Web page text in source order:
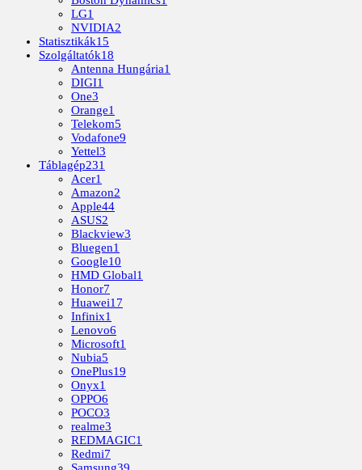
LG1
NVIDIA2
Statisztikák15
Szolgáltatók18
Antenna Hungária1
DIGI1
One3
Orange1
Telekom5
Vodafone9
Yettel3
Táblagép231
Acer1
Amazon2
Apple44
ASUS2
Blackview3
Bluegen1
Google10
HMD Global1
Honor7
Huawei17
Infinix1
Lenovo6
Microsoft1
Nubia5
OnePlus19
Onyx1
OPPO6
POCO3
realme3
REDMAGIC1
Redmi7